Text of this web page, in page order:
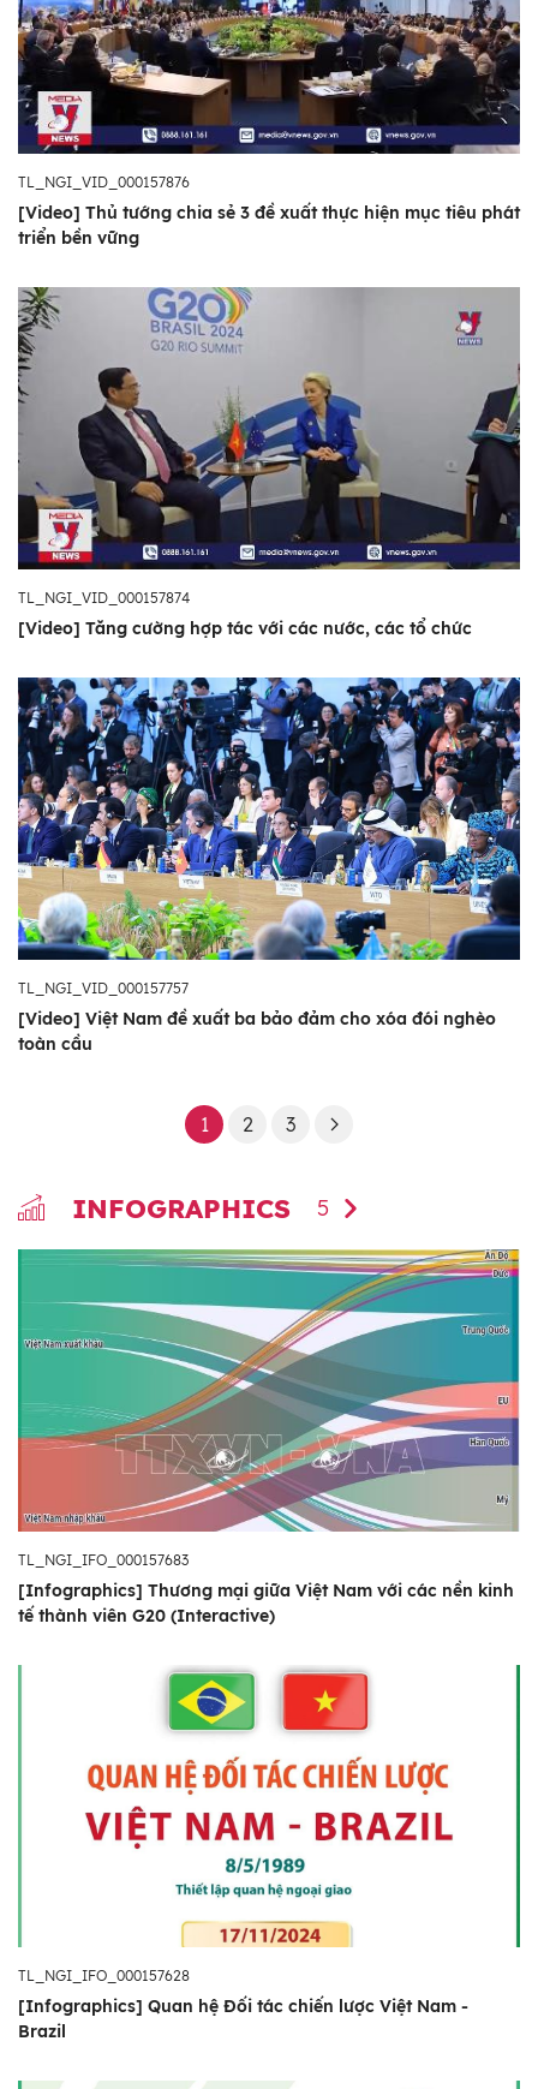
TL_NGI_VID_000157876
[Video] Thủ tướng chia sẻ 3 đề xuất thực hiện mục tiêu phát
triển bền vững
TL_NGI_VID_000157874
[Video] Tăng cường hợp tác với các nước, các tổ chức
TL_NGI_VID_000157757
[Video] Việt Nam đề xuất ba bảo đảm cho xóa đói nghèo
toàn cầu
1 2 3
INFOGRAPHICS 5
TL_NGI_IFO_000157683
[Infographics] Thương mại giữa Việt Nam với các nền kinh
tế thành viên G20 (Interactive)
TL_NGI_IFO_000157628
[Infographics] Quan hệ Đối tác chiến lược Việt Nam -
Brazil